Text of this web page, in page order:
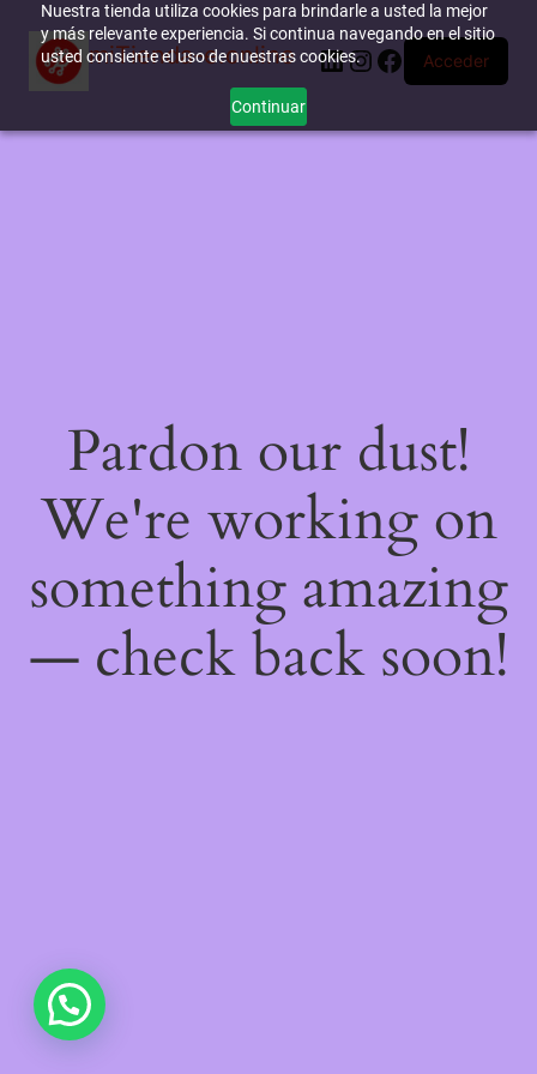
Nuestra tienda utiliza cookies para brindarle a usted la mejor
y más relevante experiencia. Si continua navegando en el sitio
usted consiente el uso de nuestras cookies.
Continuar
miTienda-e.online LinkedIn
Instagram
Facebook
Acceder
Pardon our dust!
We're working on
something amazing
— check back soon!